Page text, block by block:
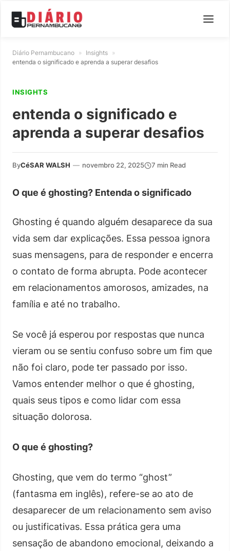
Diário Pernambucano » Insights »
entenda o significado e aprenda a superar desafios
INSIGHTS
entenda o significado e
aprenda a superar desafios
ByCéSAR WALSH — novembro 22, 2025 7 min Read
O que é ghosting? Entenda o significado
Ghosting é quando alguém desaparece da sua
vida sem dar explicações. Essa pessoa ignora
suas mensagens, para de responder e encerra
o contato de forma abrupta. Pode acontecer
em relacionamentos amorosos, amizades, na
família e até no trabalho.
Se você já esperou por respostas que nunca
vieram ou se sentiu confuso sobre um fim que
não foi claro, pode ter passado por isso.
Vamos entender melhor o que é ghosting,
quais seus tipos e como lidar com essa
situação dolorosa.
O que é ghosting?
Ghosting, que vem do termo “ghost”
(fantasma em inglês), refere-se ao ato de
desaparecer de um relacionamento sem aviso
ou justificativas. Essa prática gera uma
sensação de abandono emocional, deixando a